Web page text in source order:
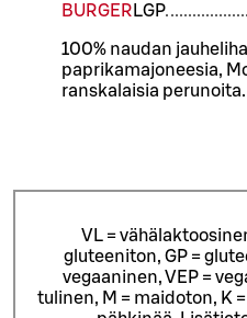
BURGER LGP
100% naudan
paprikamajoneesia,
ranskalaisia perunoita.
VL =
gluteeniton, GP =
vegaaninen, VEP =
tulinen, M = maidoton, K